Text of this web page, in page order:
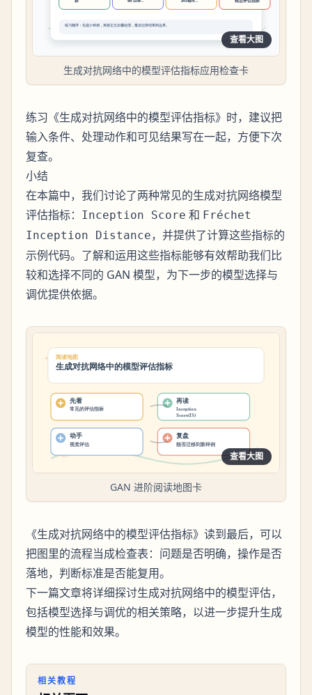
查看大图
生成对抗网络中的模型评估指标应用检查卡
练习《生成对抗网络中的模型评估指标》时，建议把
输入条件、处理动作和可见结果写在一起，方便下次
复查。
小结
在本篇中，我们讨论了两种常见的生成对抗网络模型
评估指标：
Inception Score 和 Fréchet
Inception Distance，并提供了计算这些指标的
示例代码。了解和运用这些指标能够有效帮助我们比
较和选择不同的 GAN 模型，为下一步的模型选择与
调优提供依据。
查看大图
GAN 进阶阅读地图卡
《生成对抗网络中的模型评估指标》读到最后，可以
把图里的流程当成检查表：问题是否明确，操作是否
落地，判断标准是否能复用。
下一篇文章将详细探讨生成对抗网络中的模型评估，
包括模型选择与调优的相关策略，以进一步提升生成
模型的性能和效果。
相关教程